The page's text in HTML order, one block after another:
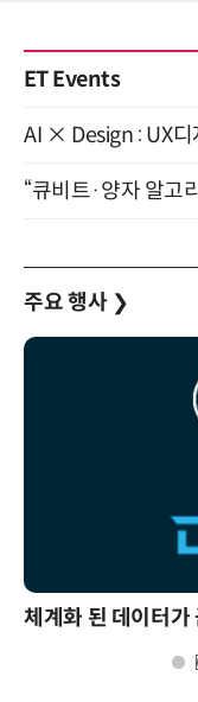
ET Events
주요 행사 ❯
체계화 된 데이터